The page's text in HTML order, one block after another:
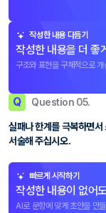
작성한 내용 다듬기
작성한 내용을 더 좋
구조와 표현을 구체적으로 개
Q Question 05.
실패나 한계를 극복하면
서술해 주십시오.
빠르게 시작하기
작성한 내용이 없어
AI로 문항에 맞게 초안을 만